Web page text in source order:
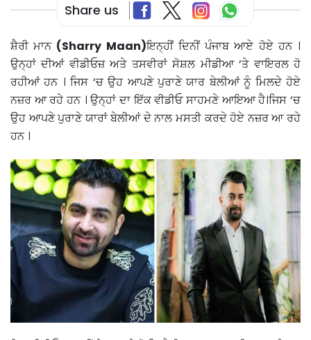
Share us
ਸ਼ੈਰੀ ਮਾਨ (Sharry Maan)ਇਨ੍ਹੀਂ ਦਿਨੀਂ ਪੰਜਾਬ ਆਏ ਹੋਏ ਹਨ ।
ਉਨ੍ਹਾਂ ਦੀਆਂ ਵੀਡੀਓਜ਼ ਅਤੇ ਤਸਵੀਰਾਂ ਸੋਸ਼ਲ ਮੀਡੀਆ ‘ਤੇ ਵਾਇਰਲ ਹੋ
ਰਹੀਆਂ ਹਨ । ਜਿਸ ‘ਚ ਉਹ ਆਪਣੇ ਪੁਰਾਣੇ ਯਾਰ ਬੇਲੀਆਂ ਨੂੰ ਮਿਲਦੇ ਹੋਏ
ਨਜ਼ਰ ਆ ਰਹੇ ਹਨ । ਉਨ੍ਹਾਂ ਦਾ ਇੱਕ ਵੀਡੀਓ ਸਾਹਮਣੇ ਆਇਆ ਹੈ।ਜਿਸ ‘ਚ
ਉਹ ਆਪਣੇ ਪੁਰਾਣੇ ਯਾਰਾਂ ਬੇਲੀਆਂ ਦੇ ਨਾਲ ਮਸਤੀ ਕਰਦੇ ਹੋਏ ਨਜ਼ਰ ਆ ਰਹੇ
ਹਨ ।